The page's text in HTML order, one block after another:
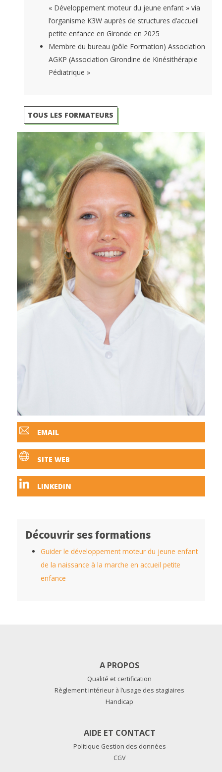
« Développement moteur du jeune enfant » via
l’organisme K3W auprès de structures d’accueil
petite enfance en Gironde en 2025
Membre du bureau (pôle Formation) Association
AGKP (Association Girondine de Kinésithérapie
Pédiatrique »
TOUS LES FORMATEURS
EMAIL
SITE WEB
LINKEDIN
Découvrir ses formations
Guider le développement moteur du jeune enfant
de la naissance à la marche en accueil petite
enfance
A PROPOS
Qualité et certification
Règlement intérieur à l’usage des stagiaires
Handicap
AIDE ET CONTACT
Politique Gestion des données
CGV